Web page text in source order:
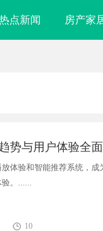
点新闻 房产家
势与用户体验全
体验和智能推荐系统，成
。......
10